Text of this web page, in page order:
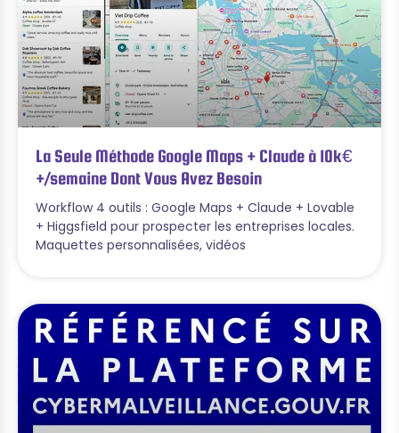
La Seule Méthode Google Maps + Claude à 10k€
+/semaine Dont Vous Avez Besoin
Workflow 4 outils : Google Maps + Claude + Lovable
+ Higgsfield pour prospecter les entreprises locales.
Maquettes personnalisées, vidéos